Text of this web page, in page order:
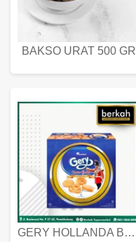
BAKSO URAT 500 GR
GERY HOLLANDA BUTTER COOKIES 450 GRAM